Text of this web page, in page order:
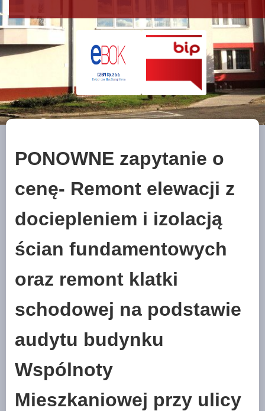
PONOWNE zapytanie o
cenę- Remont elewacji z
dociepleniem i izolacją
ścian fundamentowych
oraz remont klatki
schodowej na podstawie
audytu budynku
Wspólnoty
Mieszkaniowej przy ulicy